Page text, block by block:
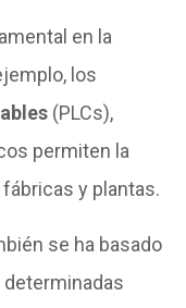
en la
los
(PLCs),
permiten la
y plantas.
se ha basado
determinadas